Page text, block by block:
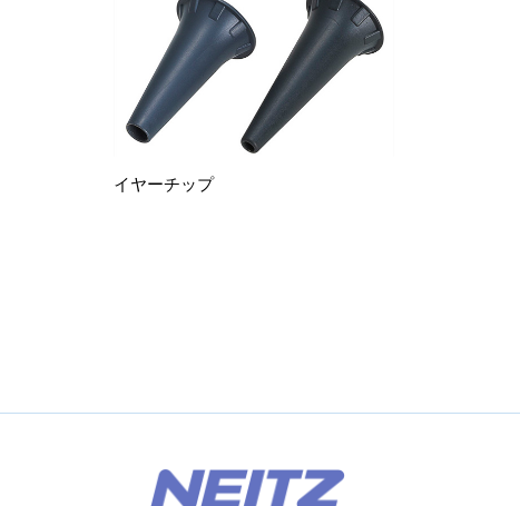
イヤーチップ